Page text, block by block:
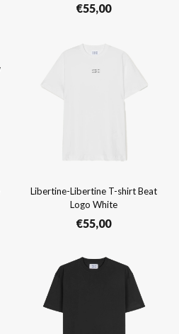
€55,00
Libertine-Libertine T-shirt Beat
Logo White
€55,00